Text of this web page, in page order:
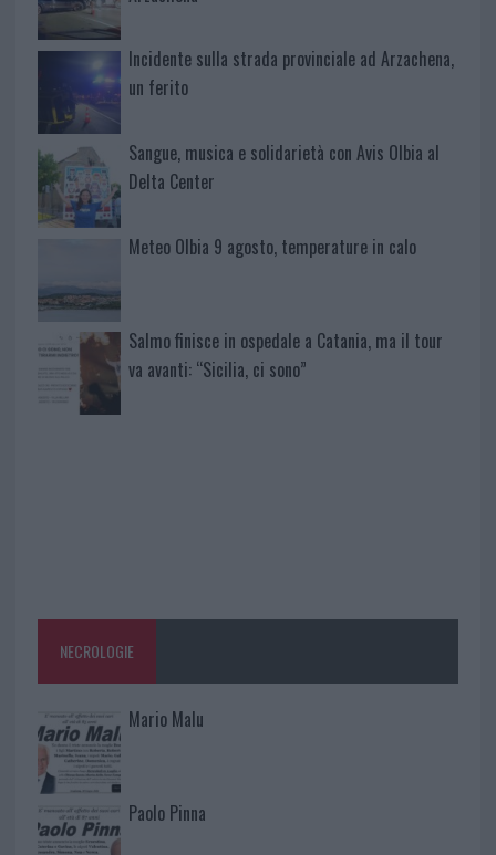
Incidente sulla strada provinciale ad Arzachena,
un ferito
Sangue, musica e solidarietà con Avis Olbia al
Delta Center
Meteo Olbia 9 agosto, temperature in calo
Salmo finisce in ospedale a Catania, ma il tour
va avanti: “Sicilia, ci sono”
NECROLOGIE
Mario Malu
Paolo Pinna